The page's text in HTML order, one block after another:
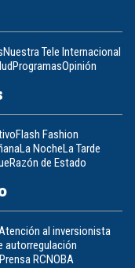
Nuestra Tele Internacional
ProgramasOpinión
Flash Fashion
La NocheLa Tarde
Razón de Estado
al inversionista
autorregulación
RCNOBA